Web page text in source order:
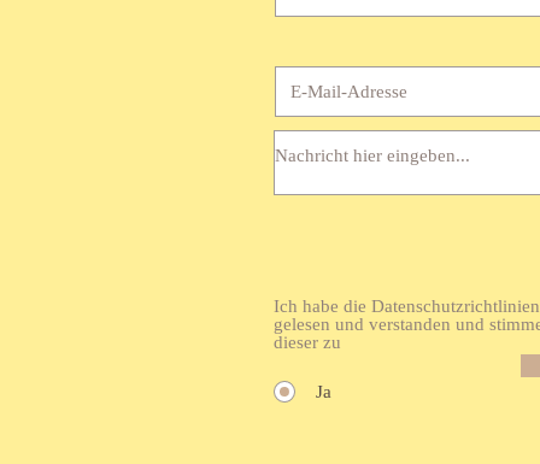
Ich habe die Datenschutzrichtlinien
gelesen und verstanden und
dieser zu
Ja